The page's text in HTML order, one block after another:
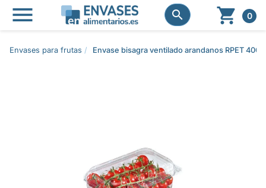
 
  0
Envases para frutas Envase bisagra ventilado arandanos RPET